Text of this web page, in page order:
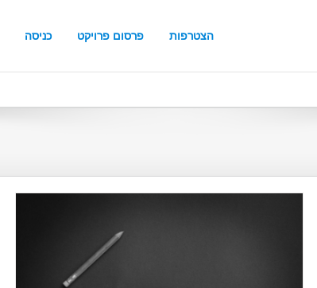
כניסה פרסום פרויקט הצטרפות